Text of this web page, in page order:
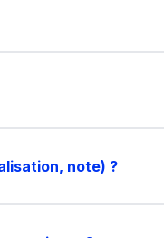
note) ?